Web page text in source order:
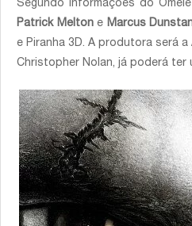
Segundo informações do
Patrick Meltone Marcus
e Piranha 3D. A produtora será
Christopher Nolan, já poderá ter